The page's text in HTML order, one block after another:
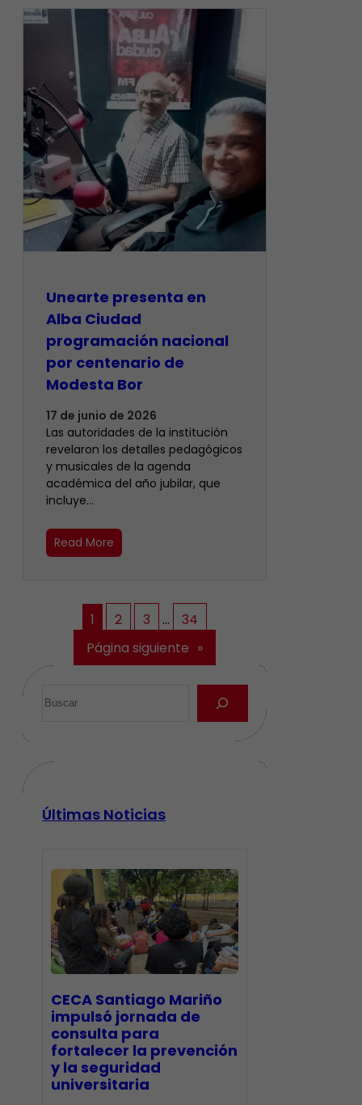
​Unearte presenta en
Alba Ciudad
programación nacional
por centenario de
Modesta Bor
17 de junio de 2026
Las autoridades de la institución
revelaron los detalles pedagógicos
y musicales de la agenda
académica del año jubilar, que
incluye…
Read More
1 2 3 …
34
Página siguiente »
Últimas Noticias
CECA Santiago Mariño
impulsó jornada de
consulta para
fortalecer la prevención
y la seguridad
universitaria